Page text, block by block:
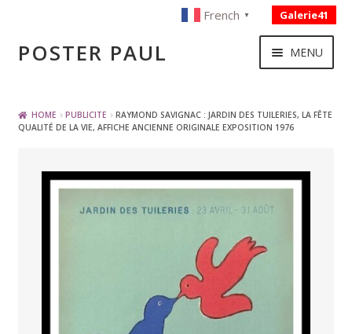
Skip
to
Skip
toPOSTER PAUL
French ▼ Galerie41
MENU
SPORT – COURSE AUTOMOBILE – CYCLES
HOME PUBLICITE
RAYMOND SAVIGNAC : JARDIN DES TUILERIES, LA FÊTE
QUALITÉ DE LA VIE, AFFICHE ANCIENNE ORIGINALE EXPOSITION 1976